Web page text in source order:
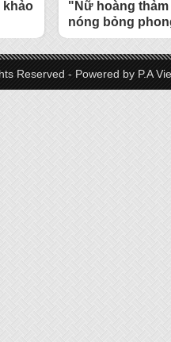
khảo
"Nữ hoàng
nóng bỏng
Reserved - Powered by P.A